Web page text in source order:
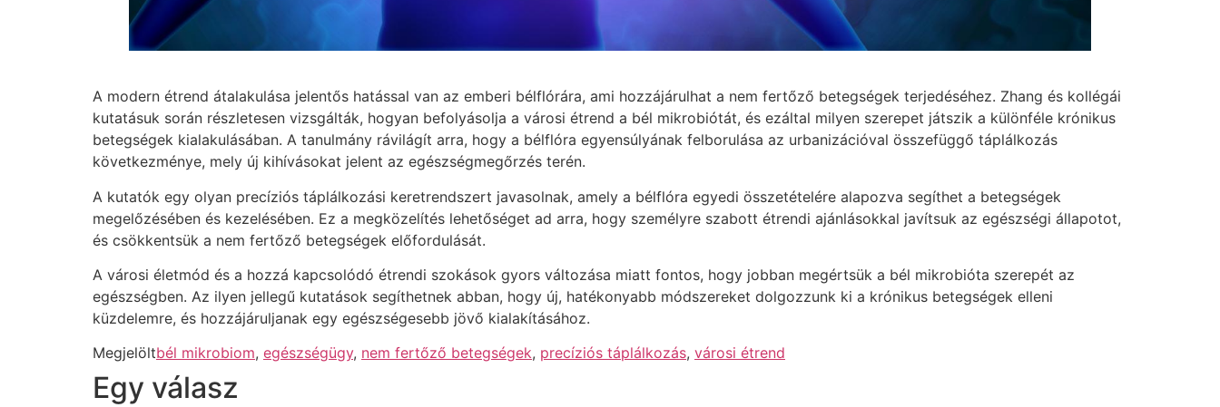
A modern étrend átalakulása jelentős hatással van az emberi bélflórára, ami hozzájárulhat a nem fertőző betegségek terjedéséhez. Zhang és kollégái
kutatásuk során részletesen vizsgálták, hogyan befolyásolja a városi étrend a bél mikrobiótát, és ezáltal milyen szerepet játszik a különféle krónikus
betegségek kialakulásában. A tanulmány rávilágít arra, hogy a bélflóra egyensúlyának felborulása az urbanizációval összefüggő táplálkozás
következménye, mely új kihívásokat jelent az egészségmegőrzés terén.
A kutatók egy olyan precíziós táplálkozási keretrendszert javasolnak, amely a bélflóra egyedi összetételére alapozva segíthet a betegségek
megelőzésében és kezelésében. Ez a megközelítés lehetőséget ad arra, hogy személyre szabott étrendi ajánlásokkal javítsuk az egészségi állapotot,
és csökkentsük a nem fertőző betegségek előfordulását.
A városi életmód és a hozzá kapcsolódó étrendi szokások gyors változása miatt fontos, hogy jobban megértsük a bél mikrobióta szerepét az
egészségben. Az ilyen jellegű kutatások segíthetnek abban, hogy új, hatékonyabb módszereket dolgozzunk ki a krónikus betegségek elleni
küzdelemre, és hozzájáruljanak egy egészségesebb jövő kialakításához.
Megjelöltbél mikrobiom, egészségügy, nem fertőző betegségek, precíziós táplálkozás, városi étrend
Egy válasz